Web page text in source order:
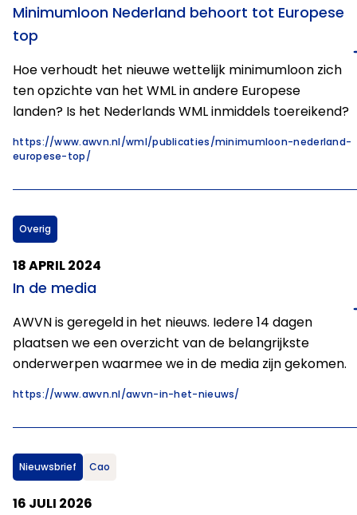
Minimumloon Nederland behoort tot Europese
top
Hoe verhoudt het nieuwe wettelijk minimumloon zich
ten opzichte van het WML in andere Europese
landen? Is het Nederlands WML inmiddels toereikend?
https://www.awvn.nl/wml/publicaties/minimumloon-nederland-
europese-top/
Overig
18 APRIL 2024
In de media
AWVN is geregeld in het nieuws. Iedere 14 dagen
plaatsen we een overzicht van de belangrijkste
onderwerpen waarmee we in de media zijn gekomen.
https://www.awvn.nl/awvn-in-het-nieuws/
Nieuwsbrief Cao
16 JULI 2026